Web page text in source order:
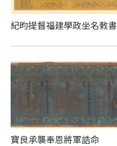
紀昀提督福建學政坐名敕書
寶良承襲奉恩將軍誥命